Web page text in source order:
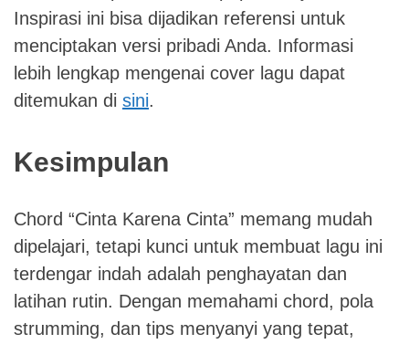
Inspirasi ini bisa dijadikan referensi untuk
menciptakan versi pribadi Anda. Informasi
lebih lengkap mengenai cover lagu dapat
ditemukan di sini.
Kesimpulan
Chord “Cinta Karena Cinta” memang mudah
dipelajari, tetapi kunci untuk membuat lagu ini
terdengar indah adalah penghayatan dan
latihan rutin. Dengan memahami chord, pola
strumming, dan tips menyanyi yang tepat,